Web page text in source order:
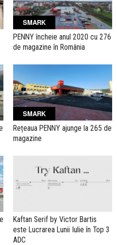
SMARK
PENNY încheie anul 2020 cu 276
de magazine în România
SMARK
Rețeaua PENNY ajunge la 265 de
magazine
Kaftan Serif by Victor Bartis
este Lucrarea Lunii Iulie în Top 3
ADC